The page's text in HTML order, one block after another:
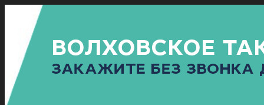
Найти:
ГЛАВНАЯ ПОЛИТИКАПРОИСШЕСТВИЯ ПРОКУРАТУРАСПОРТ
ПОЛИТИКА